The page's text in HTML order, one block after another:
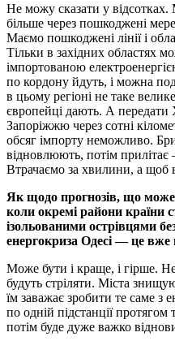
Не можу сказати у
більше через пошкоджені
Маємо пошкоджені лінії і
Тільки в західних областях
імпортованою
по кордону йдуть, і можна
в цьому регіоні не таке
європейці дають. А передати
Запоріжжю через сотні
обсяг імпорту неможливо.
відновлюють, потім
Втрачаємо за хвилини, а щоб
Як щодо прогнозів, що може
коли окремі райони країни
ізольованими острівцями
енергокриза Одесі — це вже
Може бути і краще, і гірше.
будуть стріляти. Міста
їм заважає зробити те саме
по одній підстанції протягом
потім буде дуже важко